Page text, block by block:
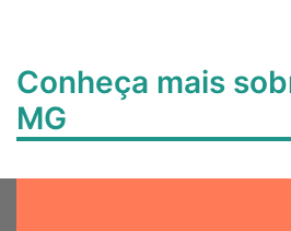
Conheça mais
MG